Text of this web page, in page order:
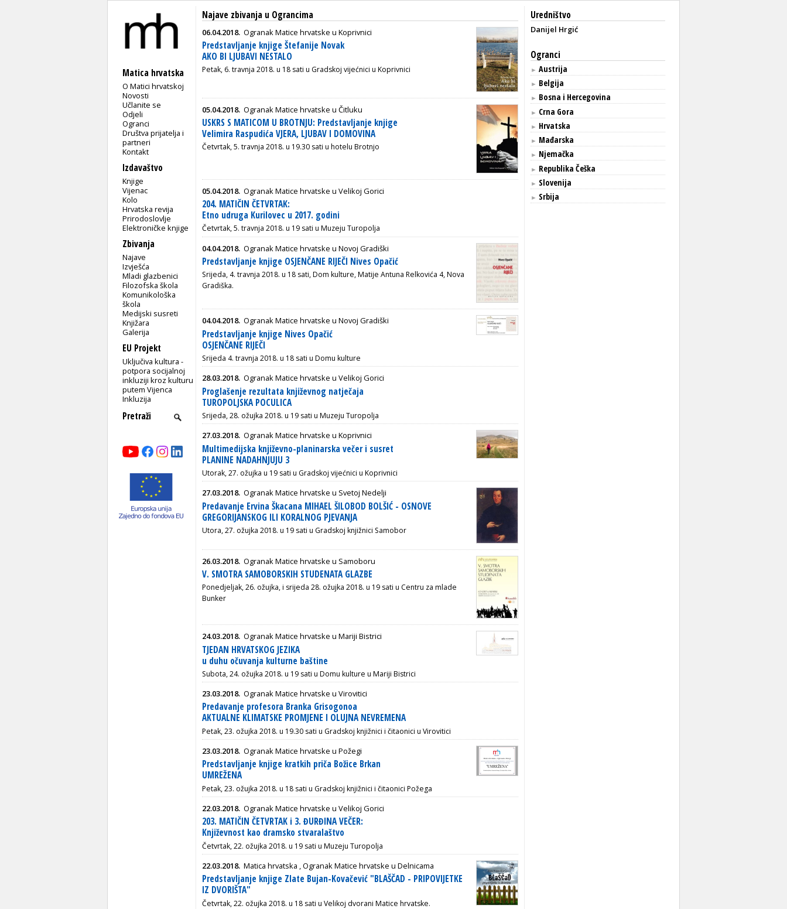
Matica hrvatska
O Matici hrvatskoj
Novosti
Učlanite se
Odjeli
Ogranci
Društva prijatelja i
partneri
Kontakt
Izdavaštvo
Knjige
Vijenac
Kolo
Hrvatska revija
Prirodoslovlje
Elektroničke knjige
Zbivanja
Najave
Izvješća
Mladi glazbenici
Filozofska škola
Komunikološka
škola
Medijski susreti
Knjižara
Galerija
EU Projekt
Uključiva kultura -
potpora socijalnoj
inkluziji kroz kulturu
putem Vijenca
Inkluzija
Najave zbivanja u Ograncima
06.04.2018. Ogranak Matice hrvatske u Koprivnici
Predstavljanje knjige Štefanije Novak
AKO BI LJUBAVI NESTALO
Petak, 6. travnja 2018. u 18 sati u Gradskoj vijećnici u Koprivnici
05.04.2018. Ogranak Matice hrvatske u Čitluku
USKRS S MATICOM U BROTNJU: Predstavljanje knjige
Velimira Raspudića VJERA, LJUBAV I DOMOVINA
Četvrtak, 5. travnja 2018. u 19.30 sati u hotelu Brotnjo
05.04.2018. Ogranak Matice hrvatske u Velikoj Gorici
204. MATIČIN ČETVRTAK:
Etno udruga Kurilovec u 2017. godini
Četvrtak, 5. travnja 2018. u 19 sati u Muzeju Turopolja
04.04.2018. Ogranak Matice hrvatske u Novoj Gradiški
Predstavljanje knjige OSJENČANE RIJEČI Nives Opačić
Srijeda, 4. travnja 2018. u 18 sati,Dom kulture, Matije Antuna Relkovića 4, Nova
Gradiška.
04.04.2018. Ogranak Matice hrvatske u Novoj Gradiški
Predstavljanje knjige Nives Opačić
OSJENČANE RIJEČI
Srijeda 4. travnja 2018. u 18 sati u Domu kulture
28.03.2018. Ogranak Matice hrvatske u Velikoj Gorici
Proglašenje rezultata književnog natječaja
TUROPOLJSKA POCULICA
Srijeda, 28. ožujka 2018. u 19 sati u Muzeju Turopolja
27.03.2018. Ogranak Matice hrvatske u Koprivnici
Multimedijska književno-planinarska večer i susret
PLANINE NADAHNJUJU 3
Utorak, 27. ožujka u 19 sati u Gradskoj vijećnici u Koprivnici
27.03.2018. Ogranak Matice hrvatske u Svetoj Nedelji
Predavanje Ervina Škacana MIHAEL ŠILOBOD BOLŠIĆ - OSNOVE
GREGORIJANSKOG ILI KORALNOG PJEVANJA
Utora, 27. ožujka 2018. u 19 sati u Gradskoj knjižnici Samobor
26.03.2018. Ogranak Matice hrvatske u Samoboru
V. SMOTRA SAMOBORSKIH STUDENATA GLAZBE
Ponedjeljak, 26. ožujka, i srijeda 28. ožujka 2018. u 19 sati u Centru za mlade
Bunker
24.03.2018. Ogranak Matice hrvatske u Mariji Bistrici
TJEDAN HRVATSKOG JEZIKA
u duhu očuvanja kulturne baštine
Subota, 24. ožujka 2018. u 19 sati u Domu kulture u Mariji Bistrici
23.03.2018. Ogranak Matice hrvatske u Virovitici
Predavanje profesora Branka Grisogonoa
AKTUALNE KLIMATSKE PROMJENE I OLUJNA NEVREMENA
Petak, 23. ožujka 2018. u 19.30 sati u Gradskoj knjižnici i čitaonici u Virovitici
23.03.2018. Ogranak Matice hrvatske u Požegi
Predstavljanje knjige kratkih priča Božice Brkan
UMREŽENA
Petak, 23. ožujka 2018. u 18 sati u Gradskoj knjižnici i čitaonici Požega
22.03.2018. Ogranak Matice hrvatske u Velikoj Gorici
203. MATIČIN ČETVRTAK i 3. ĐURĐINA VEČER:
Književnost kao dramsko stvaralaštvo
Četvrtak, 22. ožujka 2018. u 19 sati u Muzeju Turopolja
22.03.2018. Matica hrvatska ,Ogranak Matice hrvatske u Delnicama
Predstavljanje knjige Zlate Bujan-Kovačević "BLAŠČAD - PRIPOVIJETKE
IZ DVORIŠTA"
Četvrtak, 22. ožujka 2018. u 18 sati u Velikoj dvorani Matice hrvatske.
Uredništvo
Danijel Hrgić
Ogranci
► Austrija
► Belgija
► Bosna i Hercegovina
► Crna Gora
► Hrvatska
► Mađarska
► Njemačka
► Republika Češka
► Slovenija
► Srbija